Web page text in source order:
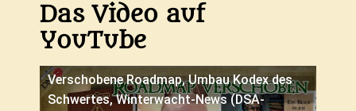
Das Video auf
YouTube
Verschobene Roadmap, Umbau Kodex des
Schwertes, Winterwacht-News (DSA-